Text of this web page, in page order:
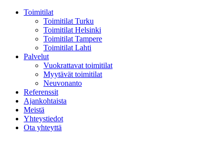
Toimitilat
Toimitilat Turku
Toimitilat Helsinki
Toimitilat Tampere
Toimitilat Lahti
Palvelut
Vuokrattavat toimitilat
Myytävät toimitilat
Neuvonanto
Referenssit
Ajankohtaista
Meistä
Yhteystiedot
Ota yhteyttä